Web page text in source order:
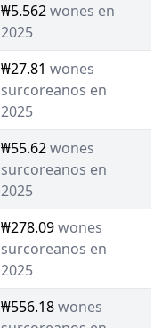
₩5.562wones en
2025
₩27.81 wones
surcoreanos en
2025
₩55.62wones
surcoreanos en
2025
₩278.09wones
surcoreanos en
2025
₩556.18wones